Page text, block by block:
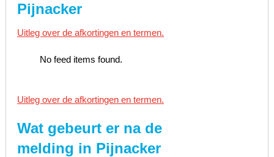
Pijnacker
Uitleg over de afkortingen en termen.
No feed items found.
Uitleg over de afkortingen en termen.
Wat gebeurt er na de
melding in Pijnacker